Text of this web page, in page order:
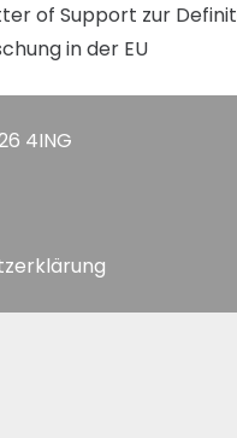
of Support zur
in der EU
4ING